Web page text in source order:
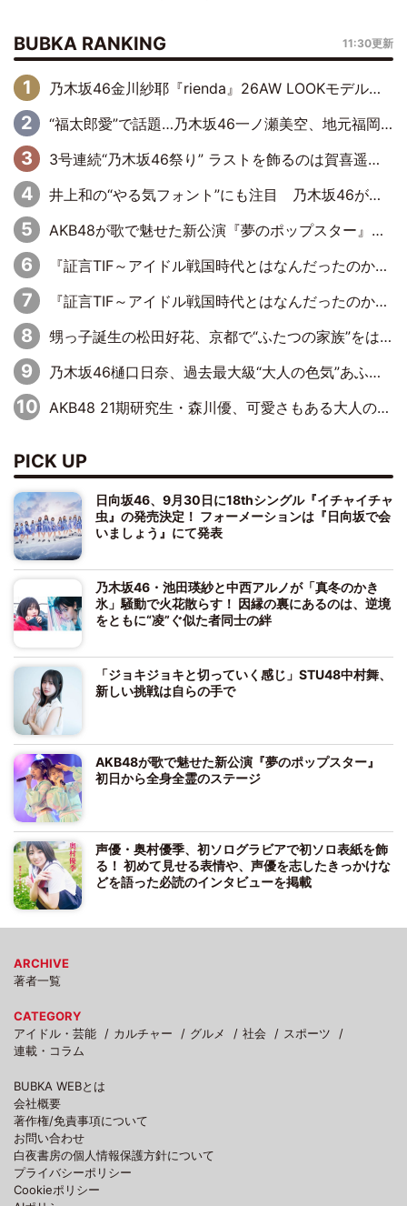
BUBKA RANKING 11:30更新
乃木坂46金川紗耶『rienda』26AW LOOKモデルに就任
“福太郎愛”で話題…乃木坂46一ノ瀬美空、地元福岡『めんべい25周年トップサポーター』に就任
3号連続“乃木坂46祭り” ラストを飾るのは賀喜遥香…5年ぶりの登場に「5年分大人になった私を見ていただけたら」
井上和の“やる気フォント”にも注目 乃木坂46が挑んだ書道パフォーマンスの舞台裏
AKB48が歌で魅せた新公演『夢のポップスター』 初日から全身全霊のステージ
『証言TIF～アイドル戦国時代とはなんだったのか～』第6回：でんぱ組.inc・古川未鈴×相沢梨紗「『ハロプロやりたかったな』って言ったら、夢眠ねむさんに『てめえはでんぱ組．incなんだよ！』って肩パンされて(笑)」
『証言TIF～アイドル戦国時代とはなんだったのか～』第11回：私立恵比寿中学・真山りか×安本彩花「TIFで10年ぶりのキョンシーメイクをしたら、場を完全に引かせてしまって。時代が変わったんだなって」
甥っ子誕生の松田好花、京都で“ふたつの家族”をはしご！ “母”黒谷友香に見送られ、“父”松岡昌宏とはハシゴ酒
乃木坂46樋口日奈、過去最大級“大人の色気”あふれる入浴姿披露
AKB48 21期研究生・森川優、可愛さもある大人の女性に
PICK UP
日向坂46、9月30日に18thシングル『イチャイチャ
虫』の発売決定！ フォーメーションは『日向坂で会
いましょう』にて発表
乃木坂46・池田瑛紗と中西アルノが「真冬のかき
氷」騒動で火花散らす！ 因縁の裏にあるのは、逆境
をともに“凌”ぐ似た者同士の絆
「ジョキジョキと切っていく感じ」STU48中村舞、
新しい挑戦は自らの手で
AKB48が歌で魅せた新公演『夢のポップスター』
初日から全身全霊のステージ
声優・奥村優季、初ソログラビアで初ソロ表紙を飾
る！ 初めて見せる表情や、声優を志したきっかけな
どを語った必読のインタビューを掲載
ARCHIVE
著者一覧
CATEGORY
アイドル・芸能
カルチャー グルメ 社会
スポーツ
連載・コラム
BUBKA WEBとは
会社概要
著作権/免責事項について
お問い合わせ
白夜書房の個人情報保護方針について
プライバシーポリシー
Cookieポリシー